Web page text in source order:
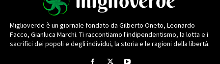
Miglioverde è un giornale fondato da Gilberto Oneto, Leonardo
Facco, Gianluca Marchi. Ti raccontiamo l'indipendentismo, la lotta e i
sacrifici dei popoli e degli individui, la storia e le ragioni della libertà.